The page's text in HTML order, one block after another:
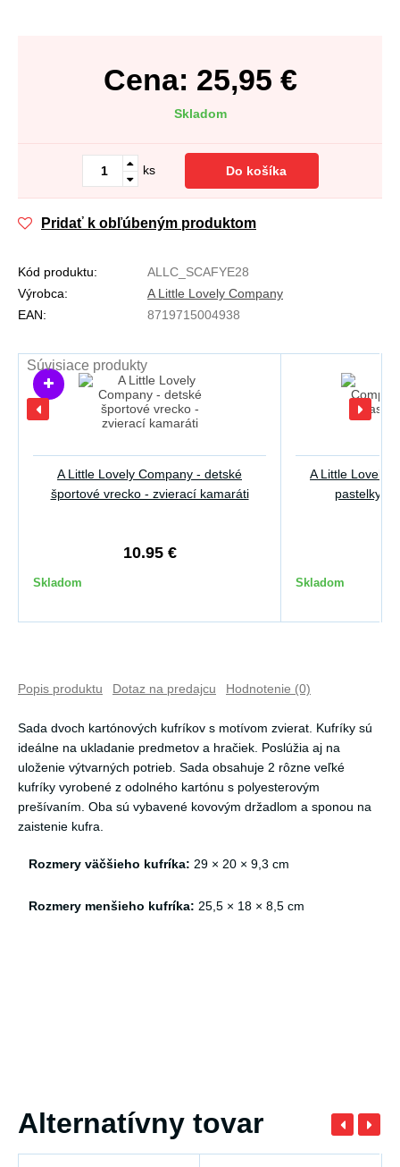
Cena: 25,95 €
Skladom
ks Do košíka
Pridať k obľúbeným produktom
Kód produktu:
ALLC_SCAFYE28
Výrobca:
A Little Lovely Company
EAN:
8719715004938
Súvisiace produkty
A Little Lovely Company - detské
športové vrecko - zvierací kamaráti
10.95 €
Skladom
A Little Lovely
pastelky -
Skladom
Popis produktu Dotaz na predajcu Hodnotenie (0)
Sada dvoch kartónových kufríkov s motívom zvierat. Kufríky sú
ideálne na ukladanie predmetov a hračiek. Poslúžia aj na
uloženie výtvarných potrieb. Sada obsahuje 2 rôzne veľké
kufríky vyrobené z odolného kartónu s polyesterovým
prešívaním. Oba sú vybavené kovovým držadlom a sponou na
zaistenie kufra.
Rozmery väčšieho kufríka: 29 × 20 × 9,3 cm
Rozmery menšieho kufríka: 25,5 × 18 × 8,5 cm
Alternatívny tovar